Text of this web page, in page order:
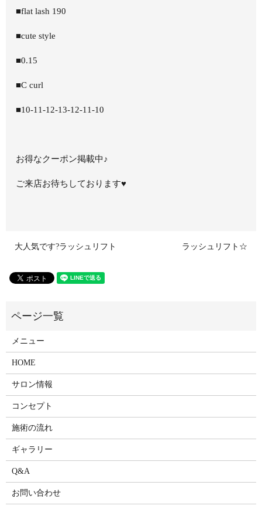
■flat lash 190
■cute style
■0.15
■C curl
■10-11-12-13-12-11-10
お得なクーポン掲載中♪
ご来店お待ちしております♥
大人気です?ラッシュリフト ラッシュリフト☆
メニュー
HOME
サロン情報
コンセプト
施術の流れ
ギャラリー
Q&A
お問い合わせ